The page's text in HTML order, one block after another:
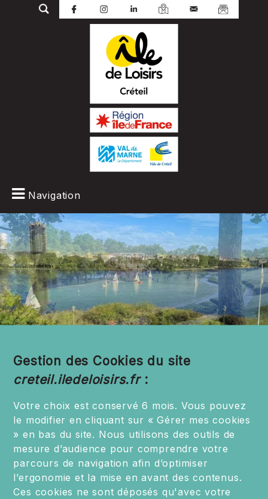
Navigation
Gestion des Cookies du site
creteil.iledeloisirs.fr:
Votre choix est conservé 6 mois. Vous pouvez
le modifier en cliquant sur « Gérer mes cookies
» en bas du site. Nous utilisons des outils de
mesure d’audience pour comprendre votre
parcours de navigation afin d’optimiser
l’ergonomie et la mise en avant des contenus.
Ces cookies ne sont déposés qu'avec votre